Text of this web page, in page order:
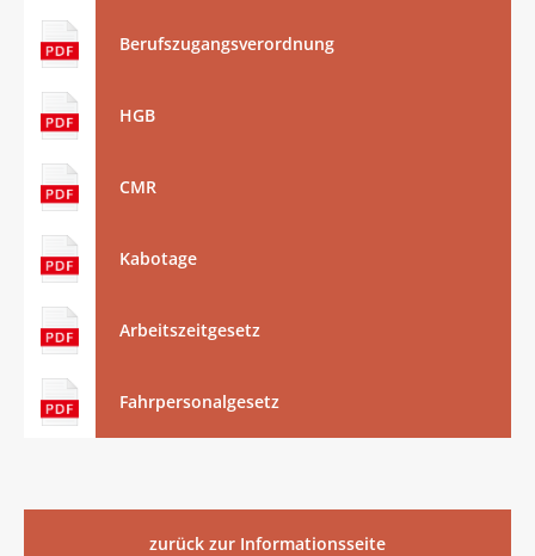
Berufszugangsverordnung
HGB
CMR
Kabotage
Arbeitszeitgesetz
Fahrpersonalgesetz
zurück zur Informationsseite